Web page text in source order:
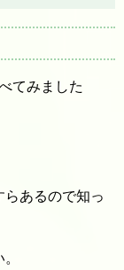
てみました
あるので知っ